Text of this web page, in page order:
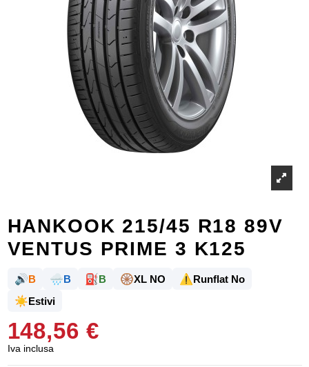
HANKOOK 215/45 R18 89V
VENTUS PRIME 3 K125
🔊B 🌧️B ⛽B 🛞XL NO ⚠️Runflat No
☀️Estivi
148,56 €
Iva inclusa